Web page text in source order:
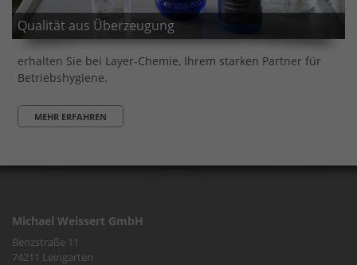
Qualität aus Überzeugung
erhalten Sie bei Layer-Chemie, Ihrem starken Partner für
Betriebshygiene.
MEHR ERFAHREN
Michael Weissert GmbH
Benzstraße 11
74211 Leingarten